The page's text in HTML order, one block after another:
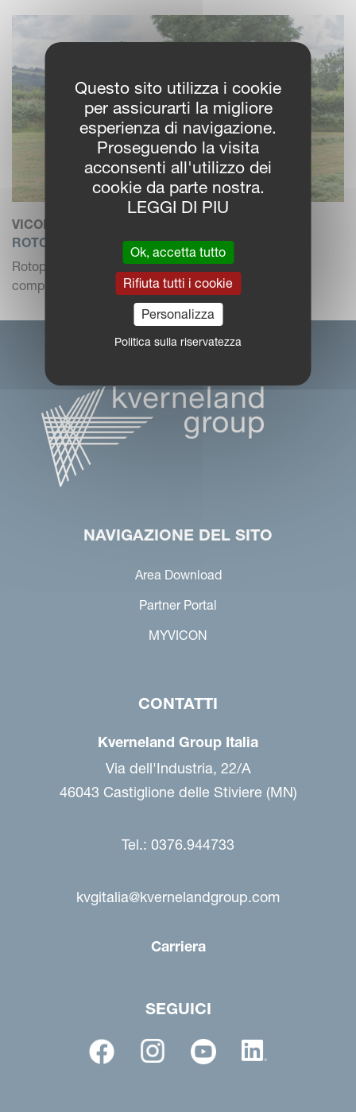
VICON FIXBALE 500
ROTOPRESSA A CAMERA FISSA
Rotopressa a camera fissa con camera PowerMax
completamente a rulli, c...
NAVIGAZIONE DEL SITO
Area Download
Partner Portal
MYVICON
CONTATTI
Kverneland Group Italia
Via dell'Industria, 22/A
46043 Castiglione delle Stiviere (MN)
Tel.: 0376.944733
kvgitalia@kvernelandgroup.com
Carriera
SEGUICI
Questo sito utilizza i cookie
per assicurarti la migliore
esperienza di navigazione.
Proseguendo la visita
acconsenti all'utilizzo dei
cookie da parte nostra.
LEGGI DI PIU
Ok, accetta tutto
Rifiuta tutti i cookie
Personalizza
Politica sulla riservatezza